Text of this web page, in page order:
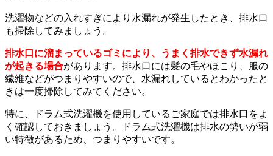
洗濯物などの入れすぎにより水漏れが発生したとき、排水口
も掃除してみましょう。
排水口に溜まっているゴミにより、うまく排水できず水漏れ
が起きる場合があります。排水口には髪の毛やほこり、服の
繊維などがつまりやすいので、水漏れしているとわかったと
きは一度掃除してみてください。
特に、ドラム式洗濯機を使用しているご家庭では排水口をよ
く確認しておきましょう。ドラム式洗濯機は排水の勢いが弱
い特徴があるため、つまりやすいです。